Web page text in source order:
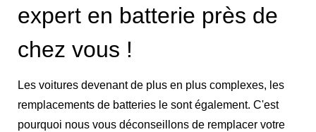
expert en batterie près de
chez vous !
Les voitures devenant de plus en plus complexes, les
remplacements de batteries le sont également. C'est
pourquoi nous vous déconseillons de remplacer votre